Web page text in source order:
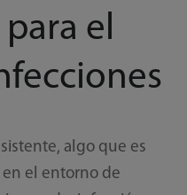
el
algo que es
el entorno de